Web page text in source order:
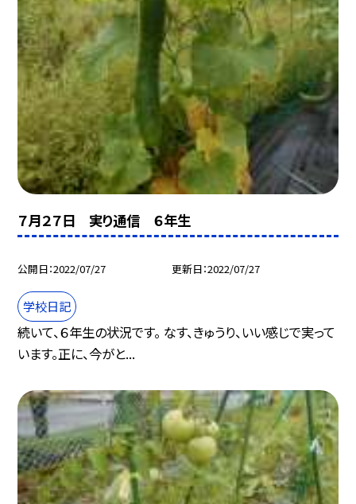
７月２７日 実り通信 ６年生
公開日 2022/07/27 更新日 2022/07/27
学校日記
続いて、６年生の状況です。 なす、きゅうり、いい感じで実って
います。正に、今がと...